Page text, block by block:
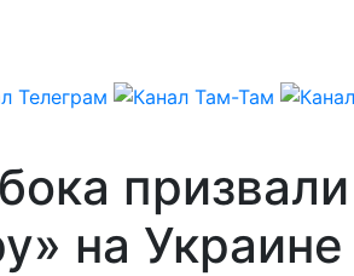
на Украине